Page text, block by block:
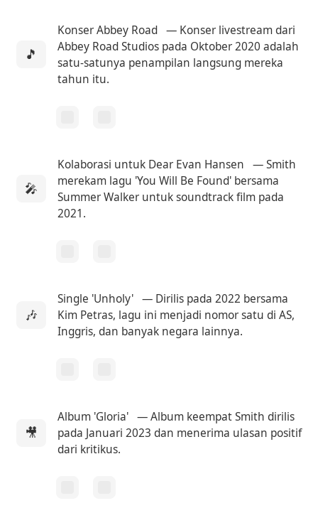
🎵
Konser Abbey Road — Konser livestream dari
Abbey Road Studios pada Oktober 2020 adalah
satu-satunya penampilan langsung mereka
tahun itu.
🎤
Kolaborasi untuk Dear Evan Hansen
— Smith
merekam lagu 'You Will Be Found' bersama
Summer Walker untuk soundtrack film pada
2021.
🎶
Single 'Unholy' — Dirilis pada 2022 bersama
Kim Petras, lagu ini menjadi nomor satu di AS,
Inggris, dan banyak negara lainnya.
🎥
Album 'Gloria' — Album keempat Smith dirilis
pada Januari 2023 dan menerima ulasan positif
dari kritikus.